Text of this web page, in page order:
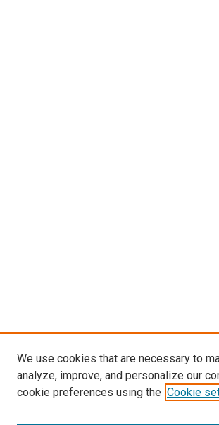
We use cookies that are necessary to
analyze, improve, and personalize our
cookie preferences using the Cookie